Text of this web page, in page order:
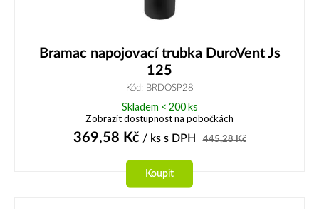
Bramac napojovací trubka DuroVent Js
125
Kód: BRDOSP28
Skladem < 200 ks
Zobrazit dostupnost na pobočkách
369,58 Kč/ ks s DPH 445,28Kč
Koupit